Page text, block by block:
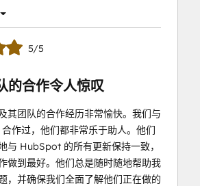
5/5
的合作令人惊叹
其团队的合作经历非常愉快。我们与
作过，他们都非常乐于助人。他们
与 HubSpot 的所有更新保持一致，
做到最好。他们总是随时随地帮助我
，并确保我们全面了解他们正在做的